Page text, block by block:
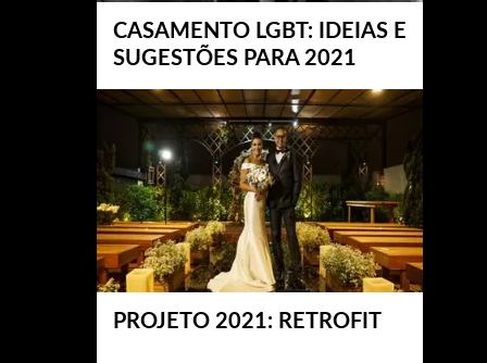
CASAMENTO LGBT: IDEIAS E
SUGESTÕES PARA 2021
PROJETO 2021: RETROFIT